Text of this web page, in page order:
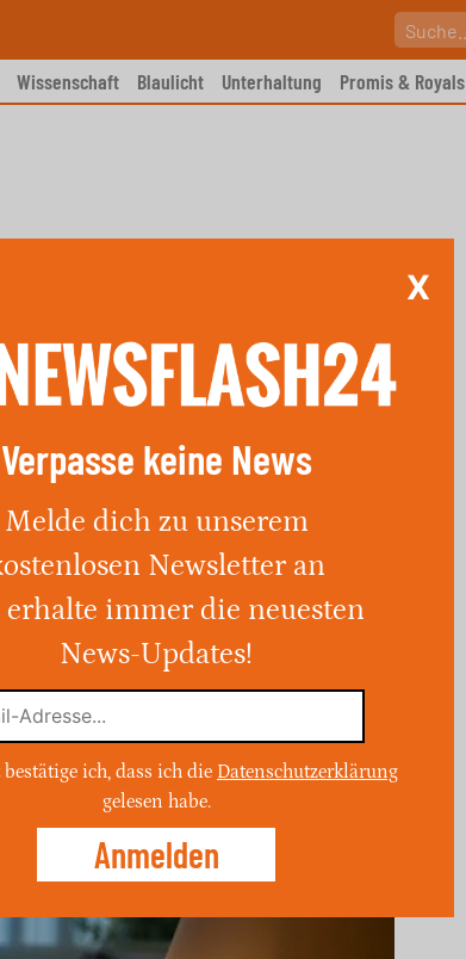
Wissenschaft Blaulicht Unterhaltung Promis & Royals
Einbrecher in
nachdem er erneut in eine
beschlagnahmt und er
X
Verpasse keine News
Melde dich zu unserem
Newsletter an
erhalte immer die neuesten
News-Updates!
ich, dass ich die Datenschutzerklärung
gelesen habe.